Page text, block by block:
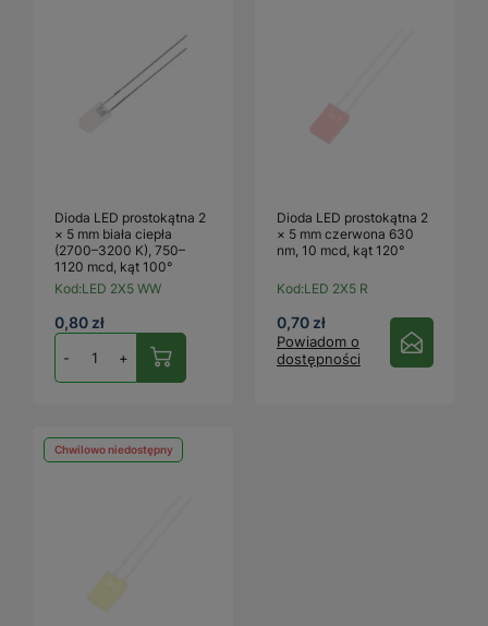
Dioda LED prostokątna 2
× 5 mm biała ciepła
(2700–3200 K), 750–
1120 mcd, kąt 100°
Kod:LED 2X5 WW
0,80 zł
- +
Dioda LED prostokątna 2
× 5 mm czerwona 630
nm, 10 mcd, kąt 120°
Kod:LED 2X5 R
0,70 zł
Powiadom o
dostępności
Chwilowo niedostępny